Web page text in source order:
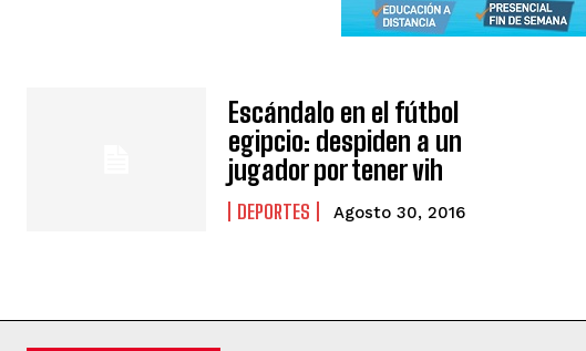
Escándalo en el fútbol
egipcio: despiden a un
jugador por tener vih
DEPORTES Agosto 30, 2016